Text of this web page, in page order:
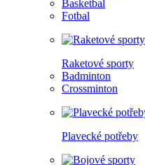
Basketbal
Fotbal
Raketové sporty
Badminton
Crossminton
Plavecké potřeby